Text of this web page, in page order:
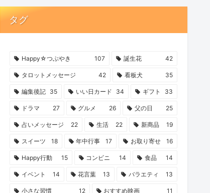
タグ
Happy☆つぶやき 107 誕生花 42
タロットメッセージ 42 看板犬 35
編集後記 35 いい日カード 34 ギフト 33
ドラマ 27 グルメ 26 父の日 25
占いメッセージ 22 生活 22 新商品 19
スイーツ 18 年中行事 17 お取り寄せ 16
Happy行動 15 コンビニ 14 食品 14
イベント 14 花言葉 13 バラエティ 13
小さな習慣 12 おすすめ映画 11